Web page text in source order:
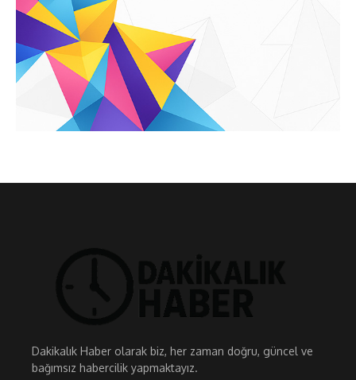
Dakikalık Haber olarak biz, her zaman doğru, güncel ve
bağımsız habercilik yapmaktayız.